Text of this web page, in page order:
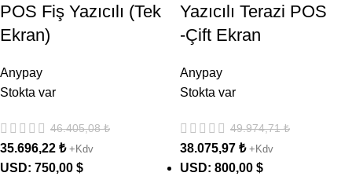
POS Fiş Yazıcılı (Tek
Ekran)
Anypay
Stokta var
46.405,08₺
35.696,22 ₺ +Kdv
USD: 750,00 $
Yazıcılı Terazi POS
-Çift Ekran
Anypay
Stokta var
49.974,71₺
38.075,97 ₺ +Kdv
USD: 800,00 $